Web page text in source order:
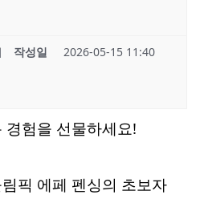
작성일 2026-05-15 11:40
험을 선물하세요!
픽 에페 펜싱의 초보자